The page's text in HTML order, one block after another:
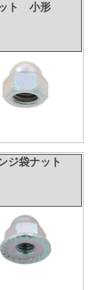
ト 小形
ジ袋ナット